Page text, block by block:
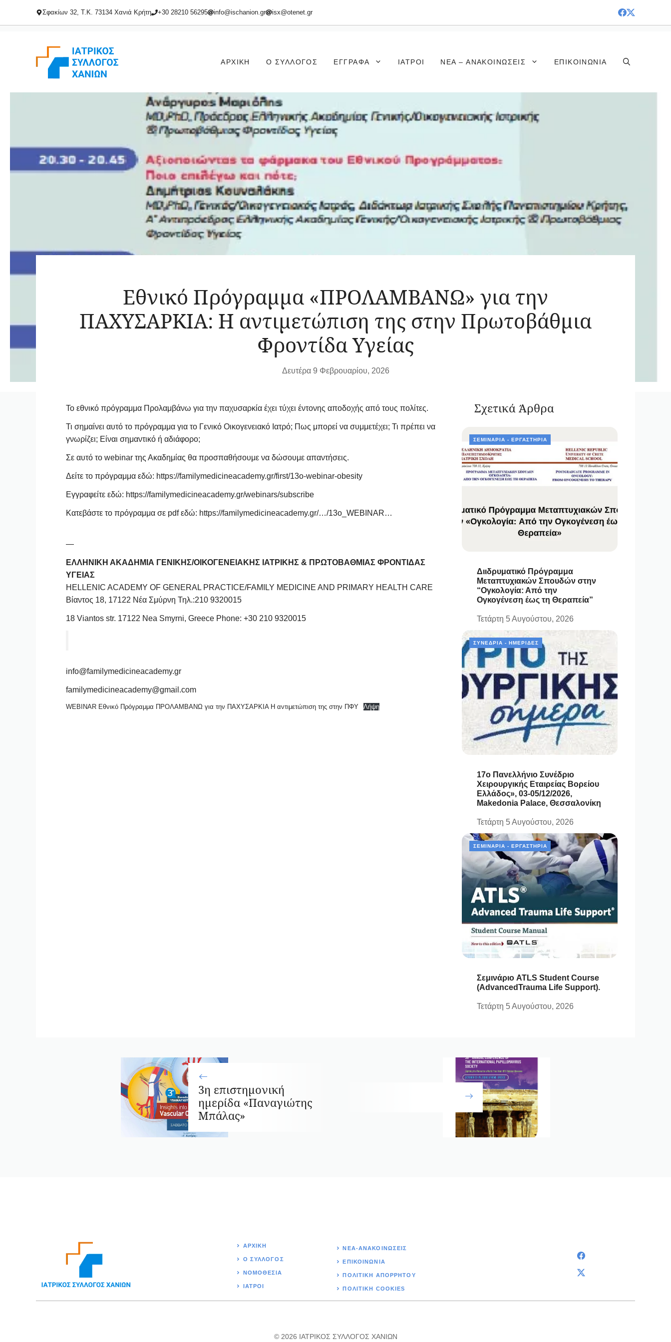
Σφακίων 32, Τ.Κ. 73134 Χανιά Κρήτη +30 28210 56295 info@ischanion.gr isx@otenet.gr
ΑΡΧΙΚΉ Ο ΣΎΛΛΟΓΟΣ ΈΓΓΡΑΦΑ ΙΑΤΡΟΊ ΝΈΑ – ΑΝΑΚΟΙΝΏΣΕΙΣ ΕΠΙΚΟΙΝΩΝΊΑ
Εθνικό Πρόγραμμα «ΠΡΟΛΑΜΒΑΝΩ» για την
ΠΑΧΥΣΑΡΚΙΑ: Η αντιμετώπιση της στην Πρωτοβάθμια
Φροντίδα Υγείας
Δευτέρα 9 Φεβρουαρίου, 2026
Το εθνικό πρόγραμμα Προλαμβάνω για την παχυσαρκία έχει τύχει έντονης αποδοχής από τους πολίτες.
Τι σημαίνει αυτό το πρόγραμμα για το Γενικό Οικογενειακό Ιατρό; Πως μπορεί να συμμετέχει; Τι πρέπει να
γνωρίζει; Είναι σημαντικό ή αδιάφορο;
Σε αυτό το webinar της Ακαδημίας θα προσπαθήσουμε να δώσουμε απαντήσεις.
Δείτε το πρόγραμμα εδώ: https://familymedicineacademy.gr/first/13o-webinar-obesity
Εγγραφείτε εδώ: https://familymedicineacademy.gr/webinars/subscribe
Κατεβάστε το πρόγραμμα σε pdf εδώ: https://familymedicineacademy.gr/…/13o_WEBINAR…
—
ΕΛΛΗΝΙΚΗ ΑΚΑΔΗΜΙΑ ΓΕΝΙΚΗΣ/ΟΙΚΟΓΕΝΕΙΑΚΗΣ ΙΑΤΡΙΚΗΣ & ΠΡΩΤΟΒΑΘΜΙΑΣ ΦΡΟΝΤΙΔΑΣ
ΥΓΕΙΑΣ
HELLENIC ACADEMY OF GENERAL PRACTICE/FAMILY MEDICINE AND PRIMARY HEALTH CARE
Βίαντος 18, 17122 Νέα Σμύρνη Τηλ.:210 9320015
18 Viantos str. 17122 Nea Smyrni, Greece Phone: +30 210 9320015
info@familymedicineacademy.gr
familymedicineacademy@gmail.com
WEBINAR Εθνικό Πρόγραμμα ΠΡΟΛΑΜΒΑΝΩ για την ΠΑΧΥΣΑΡΚΙΑ Η αντιμετώπιση της στην ΠΦΥ Λήψη
Σχετικά Άρθρα
ΣΕΜΙΝΆΡΙΑ - ΕΡΓΑΣΤΉΡΙΑ
Διιδρυματικό Πρόγραμμα
Μεταπτυχιακών Σπουδών στην
“Ογκολογία: Από την
Ογκογένεση έως τη Θεραπεία”
Τετάρτη 5 Αυγούστου, 2026
ΣΥΝΈΔΡΙΑ - ΗΜΕΡΊΔΕΣ
17ο Πανελλήνιο Συνέδριο
Χειρουργικής Εταιρείας Βορείου
Ελλάδος», 03-05/12/2026,
Makedonia Palace, Θεσσαλονίκη
Τετάρτη 5 Αυγούστου, 2026
ΣΕΜΙΝΆΡΙΑ - ΕΡΓΑΣΤΉΡΙΑ
Σεμινάριο ATLS Student Course
(AdvancedTrauma Life Support).
Τετάρτη 5 Αυγούστου, 2026
3η επιστημονική
ημερίδα «Παναγιώτης
Μπάλας»
ΑΡΧΙΚΉ
Ο ΣΥΛΛΟΓΟΣ
ΝΟΜΟΘΕΣΊΑ
ΙΑΤΡΟΙ
ΝΕΑ-ΑΝΑΚΟΙΝΩΣΕΙΣ
ΕΠΙΚΟΙΝΩΝΊΑ
ΠΟΛΙΤΙΚΉ ΑΠΟΡΡΗΤΟΥ
ΠΟΛΙΤΙΚΗ COOKIES
© 2026 ΙΑΤΡΙΚΟΣ ΣΥΛΛΟΓΟΣ ΧΑΝΙΩΝ